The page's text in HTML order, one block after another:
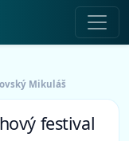
Mikuláš
festival